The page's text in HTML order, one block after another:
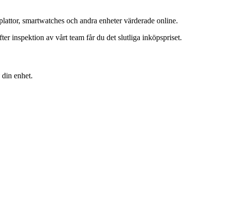
smartwatches och andra enheter värderade online.
inspektion av vårt team får du det slutliga inköpspriset.
enhet.